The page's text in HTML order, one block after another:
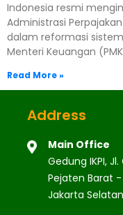
Indonesia resmi
Administrasi
dalam reformasi
Menteri Keuangan
Read More »
Address
Main Office
Gedung IKPI,
Pejaten Barat
Jakarta Selatan